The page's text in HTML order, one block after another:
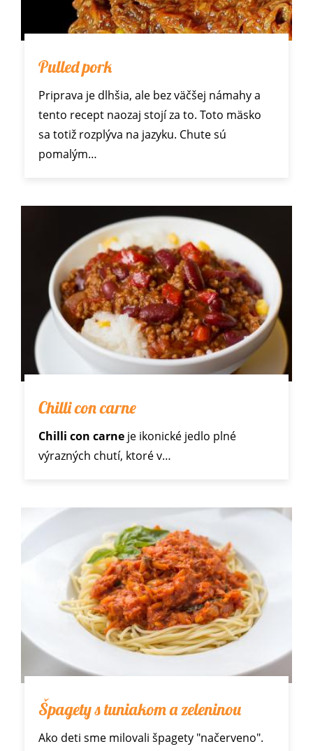
Pulled pork
Priprava je dlhšia, ale bez väčšej námahy a
tento recept naozaj stojí za to. Toto mäsko
sa totiž rozplýva na jazyku. Chute sú
pomalým…
Chilli con carne
Chilli con carne je ikonické jedlo plné
výrazných chutí, ktoré v…
Špagety s tuniakom a zeleninou
Ako deti sme milovali špagety "načerveno".